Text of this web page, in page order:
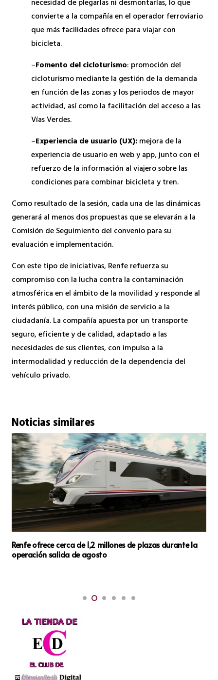
necesidad de plegarlas ni desmontarlas, lo que
convierte a la compañía en el operador ferroviario
que más facilidades ofrece para viajar con
bicicleta.
–Fomento del cicloturismo: promoción del
cicloturismo mediante la gestión de la demanda
en función de las zonas y los periodos de mayor
actividad, así como la facilitación del acceso a las
Vías Verdes.
–Experiencia de usuario (UX):mejora de la
experiencia de usuario en web y app, junto con el
refuerzo de la información al viajero sobre las
condiciones para combinar bicicleta y tren.
Como resultado de la sesión, cada una de las dinámicas
generará al menos dos propuestas que se elevarán a la
Comisión de Seguimiento del convenio para su
evaluación e implementación.
Con este tipo de iniciativas, Renfe refuerza su
compromiso con la lucha contra la contaminación
atmosférica en el ámbito de la movilidad y responde al
interés público, con una misión de servicio a la
ciudadanía. La compañía apuesta por un transporte
seguro, eficiente y de calidad, adaptado a las
necesidades de sus clientes, con impulso a la
intermodalidad y reducción de la dependencia del
vehículo privado.
Noticias similares
El Parador de Córdoba se incorpora a la red de Puntos